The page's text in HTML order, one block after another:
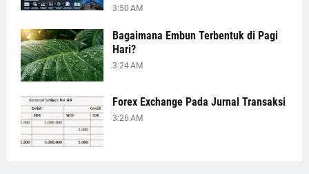
3:50 AM
Bagaimana Embun Terbentuk di Pagi
Hari?
3:24 AM
Forex Exchange Pada Jurnal Transaksi
3:26 AM